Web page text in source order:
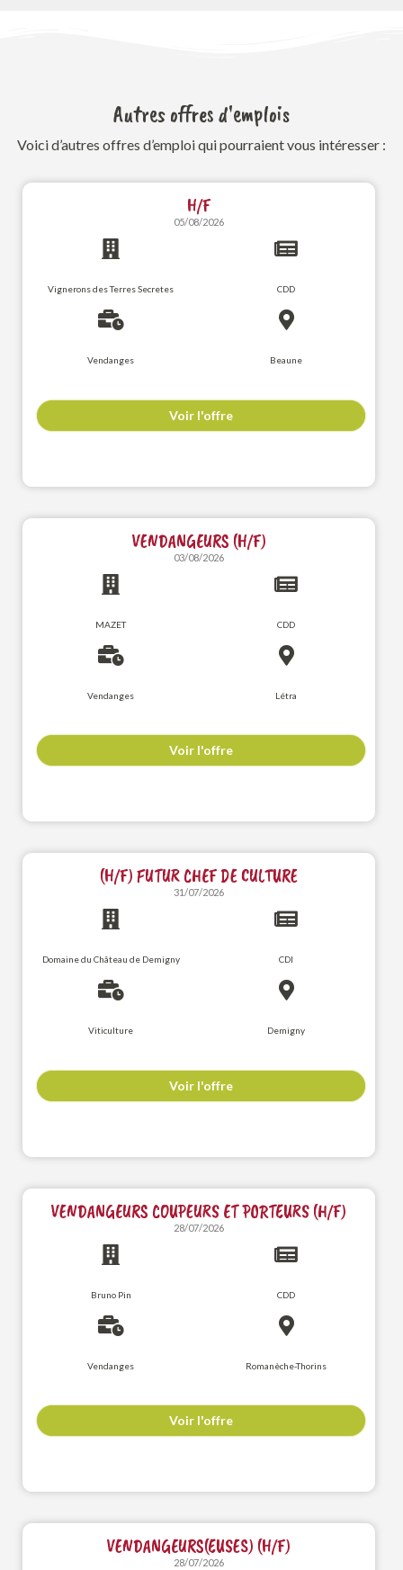
Autres offres d'emplois
Voici d’autres offres d’emploi qui pourraient vous intéresser :
H/F
05/08/2026
Vignerons des Terres Secretes CDD
Vendanges Beaune
Voir l'offre
VENDANGEURS (H/F)
03/08/2026
MAZET CDD
Vendanges Létra
Voir l'offre
(H/F) FUTUR CHEF DE CULTURE
31/07/2026
Domaine du Château de Demigny CDI
Viticulture Demigny
Voir l'offre
VENDANGEURS COUPEURS ET PORTEURS (H/F)
28/07/2026
Bruno Pin CDD
Vendanges Romanèche-Thorins
Voir l'offre
VENDANGEURS(EUSES) (H/F)
28/07/2026